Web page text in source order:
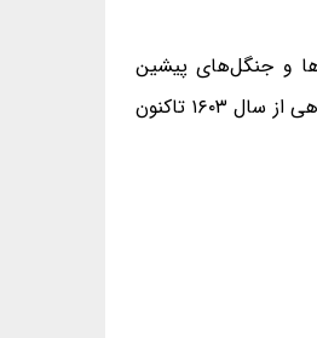
و جنگل‌های پیشین
به‌سختی ویران شده‌ی نیمه‌گرمسیری یا گرمسیری جنوب و بخش‌هایی از غرب قاره‌ی اروپا، شمال قاره‌ی آفریقا و مرکز، غرب و جنوب قاره‌ی آسیا (کبوتر چاهی از سال ۱۶۰۳ تاکنون